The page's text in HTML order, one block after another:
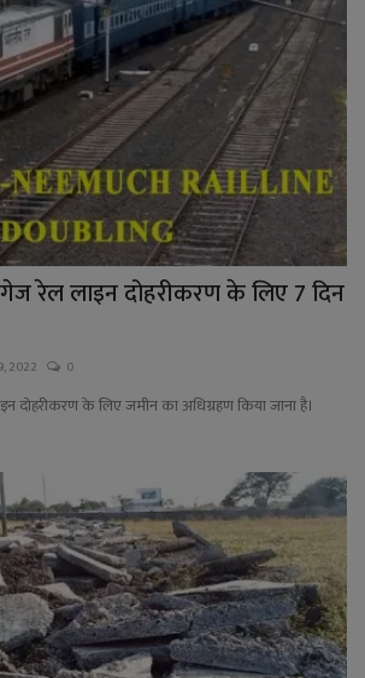
रेल लाइन दोहरीकरण के लिए 7 दिन
2022 0
दोहरीकरण के लिए जमीन का अधिग्रहण किया जाना है।